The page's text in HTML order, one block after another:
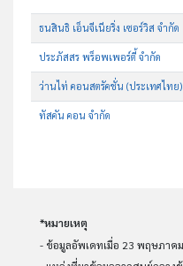
ธนสินธิ เอ็นจีเนียริ่ง เซอร์วิส จำกัด
ประภัสสร พร็อพเพอร์ตี้ จำกัด
ว่านไท่ คอนสตรัคชั่น (ประเทศไทย
ทัสคัน คอน จำกัด
*หมายเหตุ
- ข้อมูลอัพเดทเมื่อ 23 พฤษภาค